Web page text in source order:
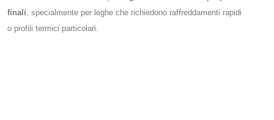
finali, specialmente per leghe che richiedono raffreddamenti rapidi
o profili termici particolari.